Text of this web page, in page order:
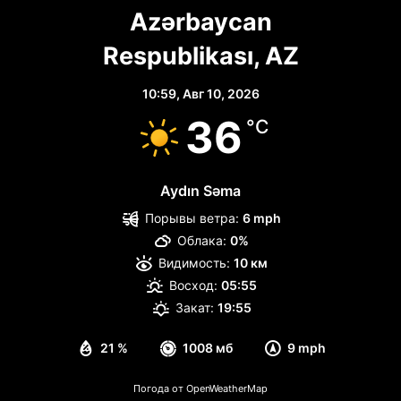
Azərbaycan
Respublikası, AZ
10:59, Авг 10, 2026
36 °C
Aydın Səma
21 % 1008 мб 9 mph
Порывы ветра: 6 mph
Облака: 0%
Видимость: 10 км
Восход: 05:55
Закат: 19:55
Погода от OpenWeatherMap